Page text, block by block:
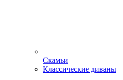
Скамьи
Классические диваны